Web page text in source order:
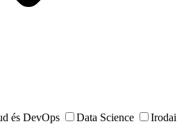
és DevOps Data Science
Irodai